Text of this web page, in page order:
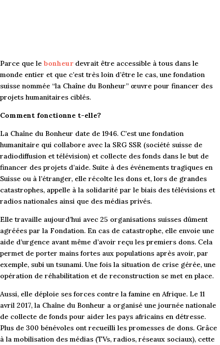
Parce que le bonheurdevrait être accessible à tous dans le
monde entier et que c’est très loin d’être le cas, une fondation
suisse nommée “la Chaîne du Bonheur” œuvre pour financer des
projets humanitaires ciblés.
Comment fonctionne t-elle?
La Chaîne du Bonheur date de 1946. C’est une fondation
humanitaire qui collabore avec la SRG SSR (société suisse de
radiodiffusion et télévision) et collecte des fonds dans le but de
financer des projets d’aide. Suite à des événements tragiques en
Suisse ou à l’étranger, elle récolte les dons et, lors de grandes
catastrophes, appelle à la solidarité par le biais des télévisions et
radios nationales ainsi que des médias privés.
Elle travaille aujourd’hui avec 25 organisations suisses dûment
agréées par la Fondation. En cas de catastrophe, elle envoie une
aide d’urgence avant même d’avoir reçu les premiers dons. Cela
permet de porter mains fortes aux populations après avoir, par
exemple, subi un tsunami. Une fois la situation de crise gérée, une
opération de réhabilitation et de reconstruction se met en place.
Aussi, elle déploie ses forces contre la famine en Afrique. Le 11
avril 2017, la Chaîne du Bonheur a organisé une journée nationale
de collecte de fonds pour aider les pays africains en détresse.
Plus de 300 bénévoles ont recueilli les promesses de dons. Grâce
à la mobilisation des médias (TVs, radios, réseaux sociaux), cette